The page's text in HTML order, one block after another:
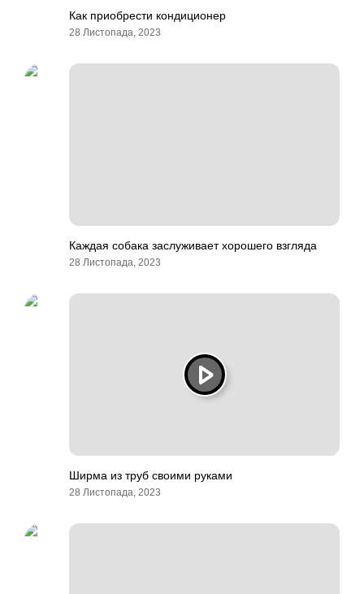
Как приобрести кондиционер
28 Листопада, 2023
Каждая собака заслуживает хорошего взгляда
28 Листопада, 2023
Ширма из труб своими руками
28 Листопада, 2023